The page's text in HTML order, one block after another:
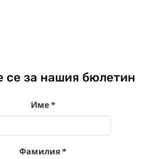
се за нашия бюлетин
Име*
Фамилия*